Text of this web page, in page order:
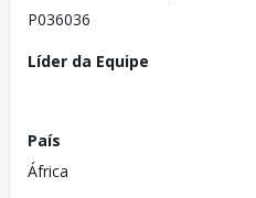
P036036
Líder da Equipe
País
África